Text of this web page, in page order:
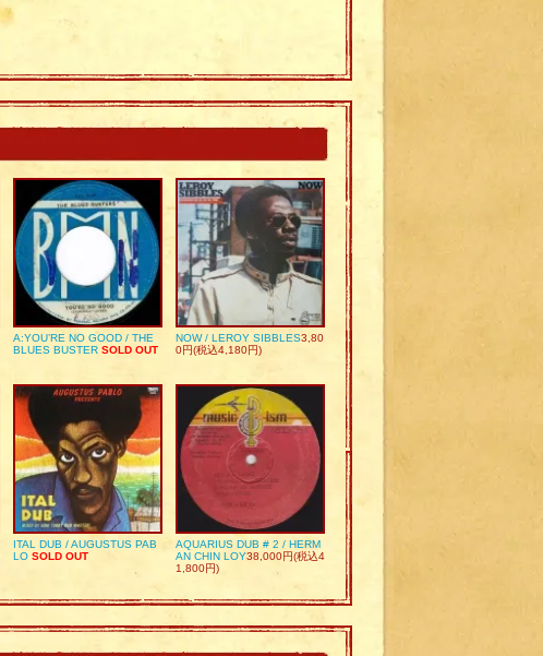
A:YOU’RE NO GOOD / THE
BLUES BUSTER SOLD OUT
NOW / LEROY SIBBLES3,80
0円(税込4,180円)
ITAL DUB / AUGUSTUS PAB
LO SOLD OUT
AQUARIUS DUB # 2 / HERM
AN CHIN LOY38,000円(税込4
1,800円)